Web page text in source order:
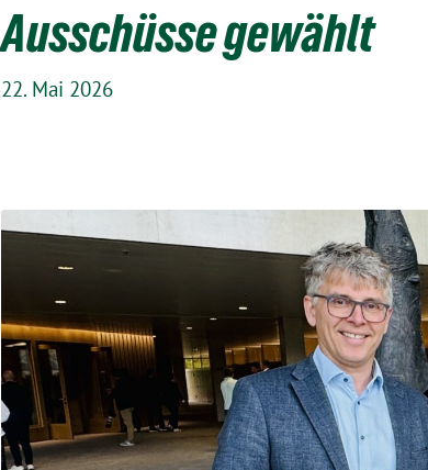
Ausschüsse gewählt
22. Mai 2026